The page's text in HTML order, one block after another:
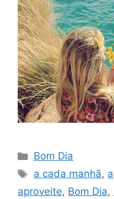
Categorias
Bom Dia
Tags
a cada manhã,
aproveite, Bom Dia,